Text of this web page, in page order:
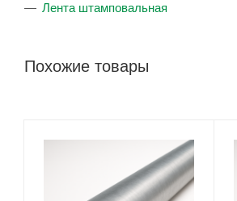
Лента штамповальная
Похожие товары